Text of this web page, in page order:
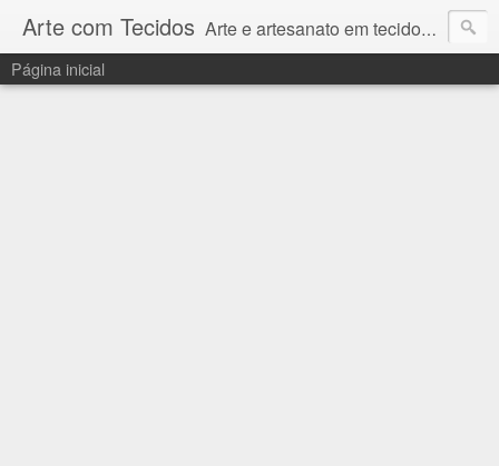
Arte com Tecidos Arte e artesanato em tecidos e sintéticos. Um catálogo incrível de tutoriais escritos e gravados em vídeos por artesãos e artesãs do Brasil e do Exterior e também vídeos autorais sobre modelagem em Corel Draw
Página inicial